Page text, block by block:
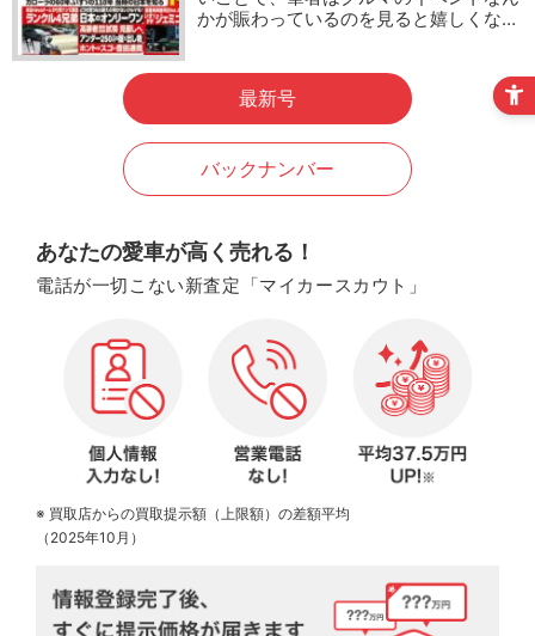
かが賑わっているのを見ると嬉しくな…
最新号
バックナンバー
あなたの愛車が高く売れる！
電話が一切こない新査定「マイカースカウト」
※ 買取店からの買取提示額（上限額）の差額平均
（2025年10月）